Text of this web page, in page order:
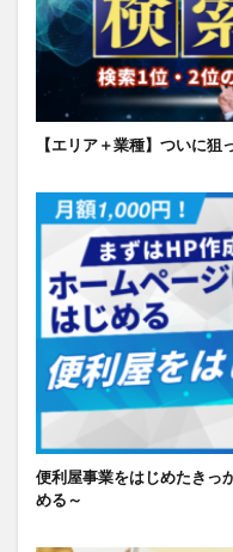
【エリア＋業種】ついに狙
便利屋事業をはじめたきっ
める～